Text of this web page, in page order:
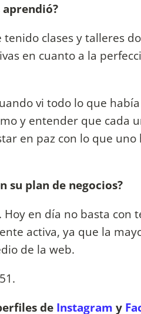
aprendió?
tenido clases y talleres
en cuanto a la
vi todo lo que
y entender que cada
en paz con lo que
su plan de negocios?
en día no basta con
activa, ya que la
de la web.
de Instagram y